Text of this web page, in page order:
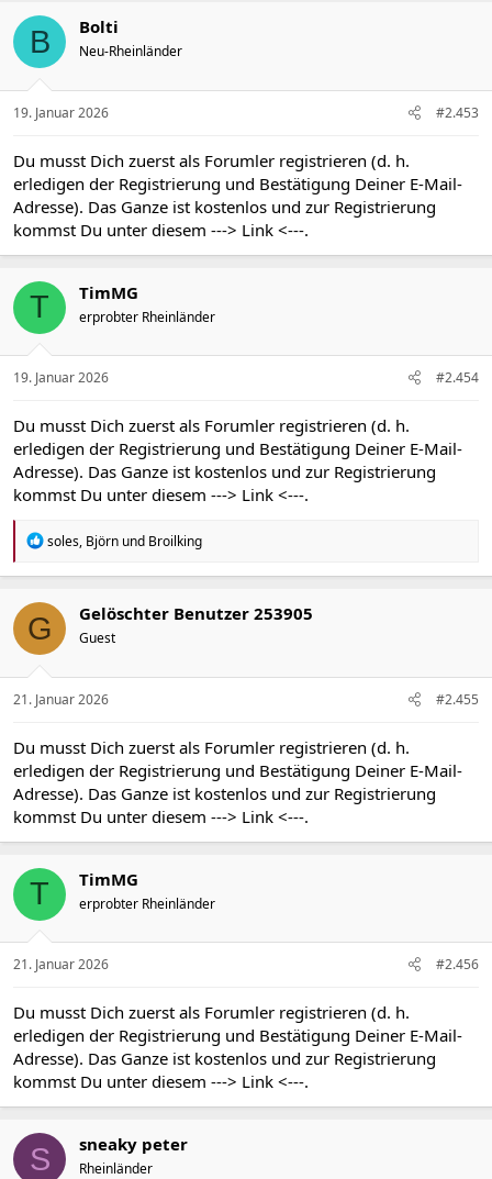
t
i
o
e
n
B Bolti
Neu-Rheinländer
19. Januar 2026 #2.453
Du musst Dich zuerst als Forumler registrieren (d. h.
erledigen der Registrierung und Bestätigung Deiner E-Mail-
Adresse). Das Ganze ist kostenlos und zur Registrierung
kommst Du unter diesem ---> Link <---.
T TimMG
erprobter Rheinländer
19. Januar 2026 #2.454
Du musst Dich zuerst als Forumler registrieren (d. h.
erledigen der Registrierung und Bestätigung Deiner E-Mail-
Adresse). Das Ganze ist kostenlos und zur Registrierung
kommst Du unter diesem ---> Link <---.
R
a
t
i
o
e
n
soles, Björn und Broilking
G Gelöschter Benutzer 253905
Guest
21. Januar 2026 #2.455
Du musst Dich zuerst als Forumler registrieren (d. h.
erledigen der Registrierung und Bestätigung Deiner E-Mail-
Adresse). Das Ganze ist kostenlos und zur Registrierung
kommst Du unter diesem ---> Link <---.
T TimMG
erprobter Rheinländer
21. Januar 2026 #2.456
Du musst Dich zuerst als Forumler registrieren (d. h.
erledigen der Registrierung und Bestätigung Deiner E-Mail-
Adresse). Das Ganze ist kostenlos und zur Registrierung
kommst Du unter diesem ---> Link <---.
S sneaky peter
Rheinländer